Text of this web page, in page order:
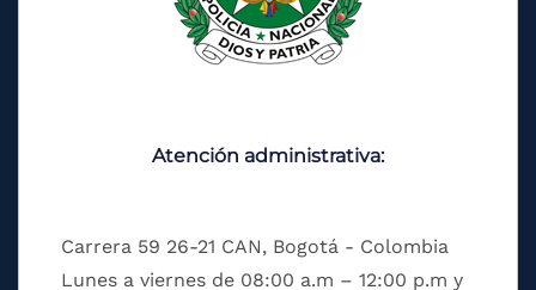
Atención administrativa:
Carrera 59 26-21 CAN, Bogotá - Colombia
Lunes a viernes de 08:00 a.m – 12:00 p.m y